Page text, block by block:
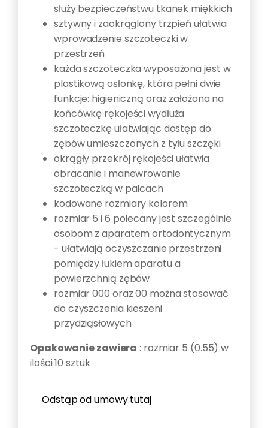
służy bezpieczeństwu tkanek miękkich
sztywny i zaokrąglony trzpień ułatwia
wprowadzenie szczoteczki w
przestrzeń
każda szczoteczka wyposażona jest w
plastikową osłonkę, która pełni dwie
funkcje: higieniczną oraz założona na
końcówkę rękojeści wydłuża
szczoteczkę ułatwiając dostęp do
zębów umieszczonych z tyłu szczęki
okrągły przekrój rękojeści ułatwia
obracanie i manewrowanie
szczoteczką w palcach
kodowane rozmiary kolorem
rozmiar 5 i 6 polecany jest szczególnie
osobom z aparatem ortodontycznym
- ułatwiają oczyszczanie przestrzeni
pomiędzy łukiem aparatu a
powierzchnią zębów
rozmiar 000 oraz 00 można stosować
do czyszczenia kieszeni
przydziąsłowych
Opakowanie zawiera : rozmiar 5 (0.55) w
ilości 10 sztuk
Odstąp od umowy tutaj